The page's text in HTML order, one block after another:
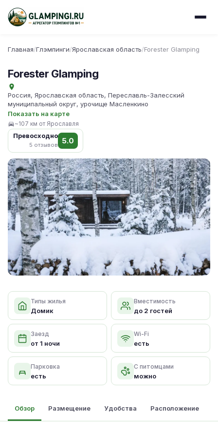
Главная/Глэмпинги/Ярославская область/Forester Glamping
Forester Glamping
Россия, Ярославская область, Переславль-Залесский
муниципальный округ, урочище Масленкино
Показать на карте
~107 км от Ярославля
Превосходно
5 отзывов 5.0
Типы жилья
Домик
Вместимость
до 2 гостей
Заезд
от 1 ночи
Wi-Fi
есть
Парковка
есть
С питомцами
можно
Обзор Размещение Удобства Расположение